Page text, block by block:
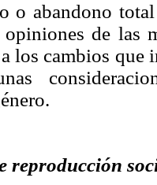
o abandono
opiniones de las
los cambios
reproducción